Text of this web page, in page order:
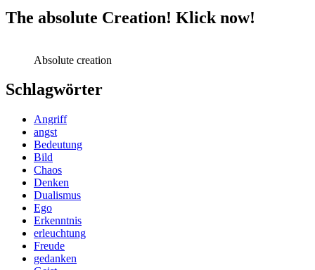
The absolute Creation! Klick now!
Absolute creation
Schlagwörter
Angriff
angst
Bedeutung
Bild
Chaos
Denken
Dualismus
Ego
Erkenntnis
erleuchtung
Freude
gedanken